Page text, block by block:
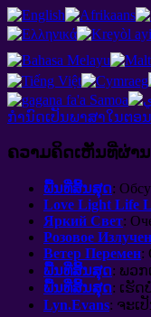
ກໍານົດເປັນພາສາໃນຕອ
ຄວາມຄິດເຫັນທີ່ຜ່າ
ພື້ນທີ່ສິ້ນສຸດ:
Love Light Life
Яркий Свет:
Розовое
Ветер Перемен:
ພື້ນທີ່ສິ້ນສຸດ: ພວ
ພື້ນທີ່ສິ້ນສຸດ: ເຮັ
Lyn.Evans: ຈະເ